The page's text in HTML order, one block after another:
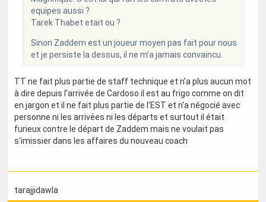
equipes aussi ?
Tarek Thabet etait ou ?
Sinon Zaddem est un joueur moyen pas fait pour nous
et je persiste la dessus, il ne m'a jamais convaincu.
TT ne fait plus partie de staff technique et n'a plus aucun mot
à dire depuis l'arrivée de Cardoso il est au frigo comme on dit
en jargon et il ne fait plus partie de l'EST et n'a négocié avec
personne ni les arrivées ni les départs et surtout il était
furieux contre le départ de Zaddem mais ne voulait pas
s'imissier dans les affaires du nouveau coach
tarajjidawla